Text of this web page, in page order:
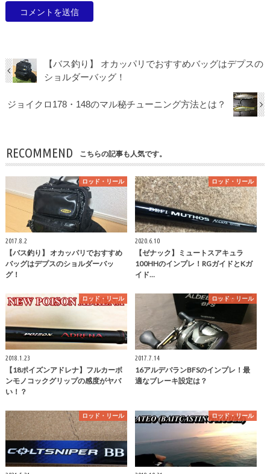
【バス釣り】 オカッパリでおすすめバッグはデプスの
ショルダーバッグ！
ジョイクロ178・148のマル秘チューニング方法とは？
RECOMMEND こちらの記事も人気です。
ロッド・リール
2017.8.2
【バス釣り】 オカッパリでおすすめ
バッグはデプスのショルダーバッ
グ！
ロッド・リール
2020.6.10
【ゼナック】ミュートスアキュラ
100HHのインプレ！RGガイドとKガ
イド…
ロッド・リール
2018.1.23
【18ポイズンアドレナ】フルカーボ
ンモノコックグリップの感度がヤバ
い！？
ロッド・リール
2017.7.14
16アルデバランBFSのインプレ！最
適なブレーキ設定は？
ロッド・リール ロッド・リール